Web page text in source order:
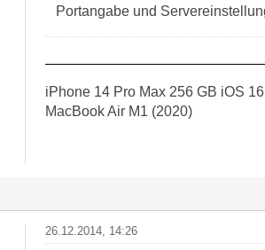
Portangabe und
iPhone 14 Pro Max 256 GB iOS
MacBook Air M1 (2020)
26.12.2014, 14:26